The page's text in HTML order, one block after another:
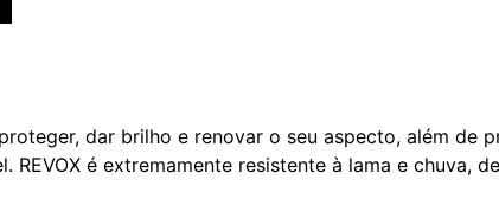
dar brilho e renovar o seu aspecto, além
é extremamente resistente à lama e chuva,